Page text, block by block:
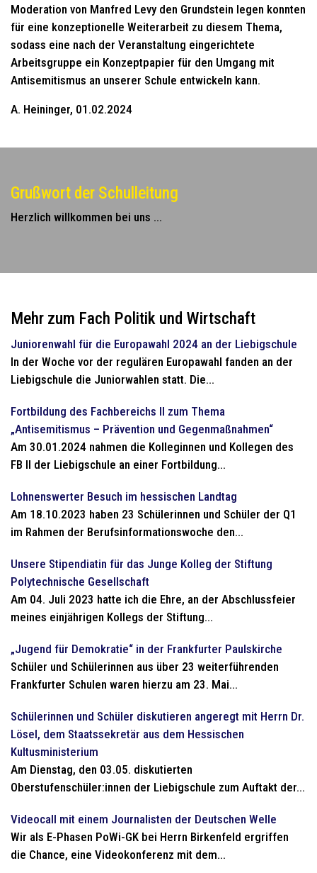
Moderation von Manfred Levy den Grundstein legen konnten
für eine konzeptionelle Weiterarbeit zu diesem Thema,
sodass eine nach der Veranstaltung eingerichtete
Arbeitsgruppe ein Konzeptpapier für den Umgang mit
Antisemitismus an unserer Schule entwickeln kann.
A. Heininger, 01.02.2024
Grußwort der Schulleitung
Herzlich willkommen bei uns ...
Mehr zum Fach Politik und Wirtschaft
Juniorenwahl für die Europawahl 2024 an der Liebigschule
In der Woche vor der regulären Europawahl fanden an der
Liebigschule die Juniorwahlen statt. Die...
Fortbildung des Fachbereichs II zum Thema
„Antisemitismus – Prävention und Gegenmaßnahmen“
Am 30.01.2024 nahmen die Kolleginnen und Kollegen des
FB II der Liebigschule an einer Fortbildung...
Lohnenswerter Besuch im hessischen Landtag
Am 18.10.2023 haben 23 Schülerinnen und Schüler der Q1
im Rahmen der Berufsinformationswoche den...
Unsere Stipendiatin für das Junge Kolleg der Stiftung
Polytechnische Gesellschaft
Am 04. Juli 2023 hatte ich die Ehre, an der Abschlussfeier
meines einjährigen Kollegs der Stiftung...
„Jugend für Demokratie“ in der Frankfurter Paulskirche
Schüler und Schülerinnen aus über 23 weiterführenden
Frankfurter Schulen waren hierzu am 23. Mai...
Schülerinnen und Schüler diskutieren angeregt mit Herrn Dr.
Lösel, dem Staatssekretär aus dem Hessischen
Kultusministerium
Am Dienstag, den 03.05. diskutierten
Oberstufenschüler:innen der Liebigschule zum Auftakt der...
Videocall mit einem Journalisten der Deutschen Welle
Wir als E-Phasen PoWi-GK bei Herrn Birkenfeld ergriffen
die Chance, eine Videokonferenz mit dem...